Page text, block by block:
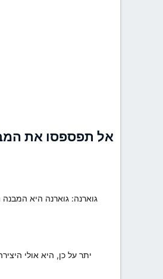
גוארנה: גוארנה היא